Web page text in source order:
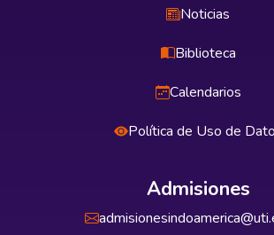
Noticias
Biblioteca
Calendarios
Política de Uso de
Admisiones